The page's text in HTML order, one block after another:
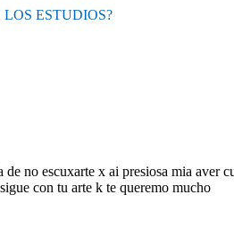
LOS ESTUDIOS?
no escuxarte x ai presiosa mia aver
con tu arte k te queremo mucho